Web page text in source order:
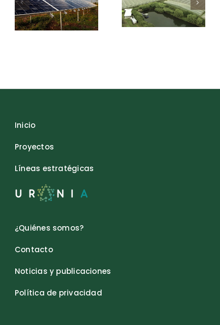
Inicio
Proyectos
Líneas estratégicas
¿Quiénes somos?
Contacto
Noticias y publicaciones
Política de privacidad